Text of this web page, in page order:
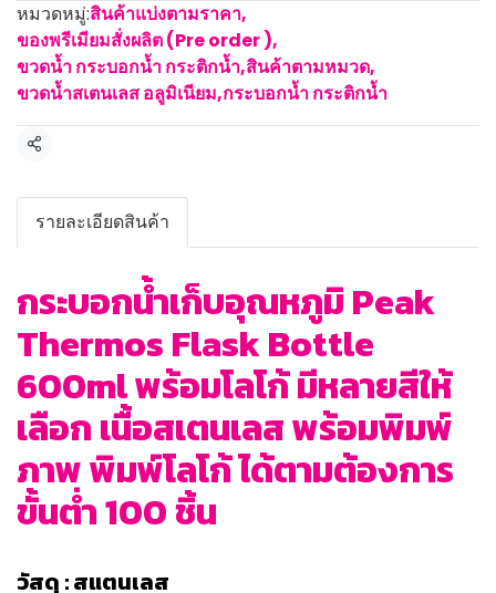
หมวดหมู่:สินค้าแบ่งตามราคา,
ของพรีเมียมสั่งผลิต (Pre order ),
ขวดน้ำ กระบอกน้ำ กระติกน้ำ,สินค้าตามหมวด,
ขวดน้ำสเตนเลส อลูมิเนียม,กระบอกน้ำ กระติกน้ำ
แชร์
รายละเอียดสินค้า
กระบอกน้ำเก็บอุณหภูมิ Peak
Thermos Flask Bottle
600ml พร้อมโลโก้ มีหลายสีให้
เลือก เนื้อสเตนเลส พร้อมพิมพ์
ภาพ พิมพ์โลโก้ ได้ตามต้องการ
ขั้นต่ำ 100 ชิ้น
วัสดุ : สแตนเลส